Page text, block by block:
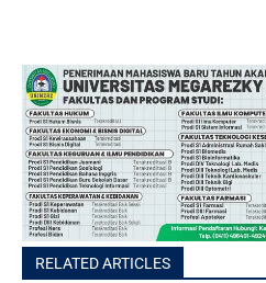
RELATED ARTICLES